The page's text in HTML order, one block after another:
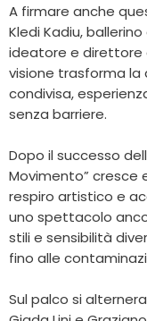
A firmare anche
Kledi Kadiu,
ideatore e direttore
visione trasforma la
condivisa,
senza barriere.
Dopo il successo
Movimento” cresce
respiro artistico e
uno spettacolo
stili e sensibilità
fino alle
Sul palco si